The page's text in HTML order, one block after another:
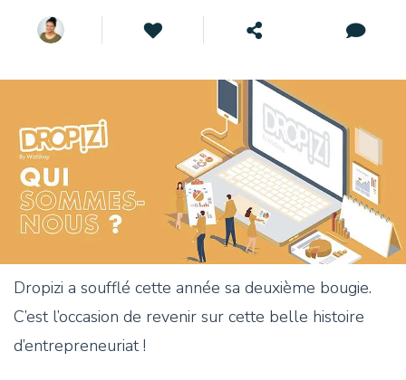
Dropizi a soufflé cette année sa deuxième bougie.
C’est l’occasion de revenir sur cette belle histoire
d’entrepreneuriat !